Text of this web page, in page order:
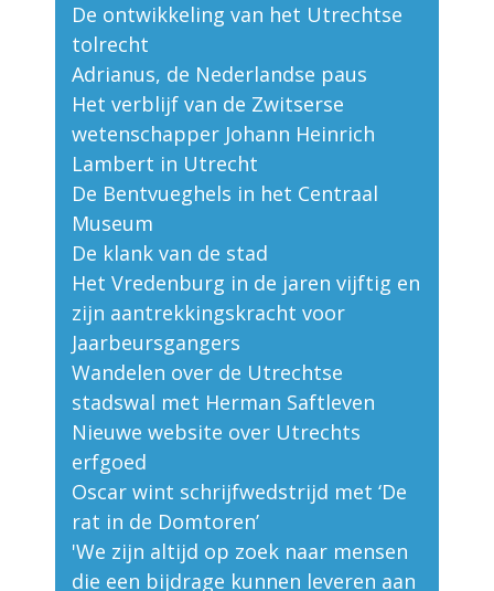
De ontwikkeling van het Utrechtse
tolrecht
Adrianus, de Nederlandse paus
Het verblijf van de Zwitserse
wetenschapper Johann Heinrich
Lambert in Utrecht
De Bentvueghels in het Centraal
Museum
De klank van de stad
Het Vredenburg in de jaren vijftig en
zijn aantrekkingskracht voor
Jaarbeursgangers
Wandelen over de Utrechtse
stadswal met Herman Saftleven
Nieuwe website over Utrechts
erfgoed
Oscar wint schrijfwedstrijd met ‘De
rat in de Domtoren’
'We zijn altijd op zoek naar mensen
die een bijdrage kunnen leveren aan